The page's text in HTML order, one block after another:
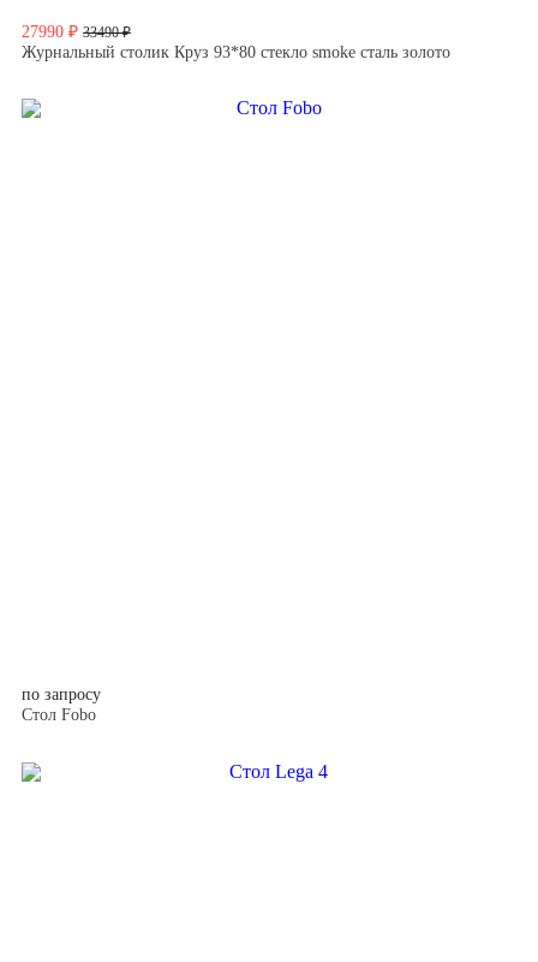
27990 ₽ 33490 ₽
Журнальный столик Круз 93*80 стекло smoke сталь золото
по запросу
Стол Fobo